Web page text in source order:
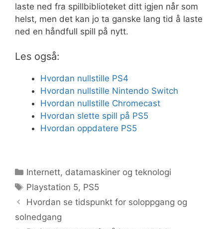
laste ned fra spillbiblioteket ditt igjen når som
helst, men det kan jo ta ganske lang tid å laste
ned en håndfull spill på nytt.
Les også:
Hvordan nullstille PS4
Hvordan nullstille Nintendo Switch
Hvordan nullstille Chromecast
Hvordan slette spill på PS5
Hvordan oppdatere PS5
Kategorier
Internett, datamaskiner og teknologi
Stikkord
Playstation 5, PS5
Hvordan se tidspunkt for soloppgang og
solnedgang